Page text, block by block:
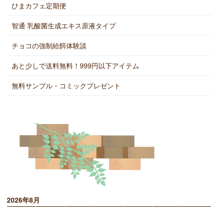
ひまカフェ定期便
智通 乳酸菌生成エキス原液タイプ
チョコの強制給餌体験談
あと少しで送料無料！999円以下アイテム
無料サンプル・コミックプレゼント
2026年8月